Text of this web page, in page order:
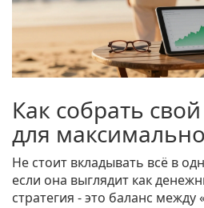
Как собрать
для
Не стоит вкладывать всё в
если она выглядит как
стратегия - это баланс